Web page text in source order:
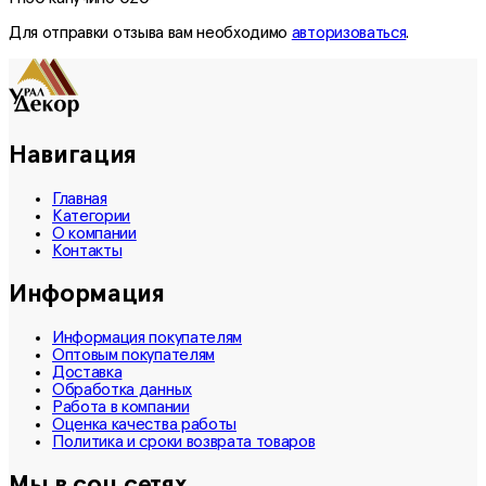
Для отправки отзыва вам необходимо авторизоваться.
Навигация
Главная
Категории
О компании
Контакты
Информация
Информация покупателям
Оптовым покупателям
Доставка
Обработка данных
Работа в компании
Оценка качества работы
Политика и сроки возврата товаров